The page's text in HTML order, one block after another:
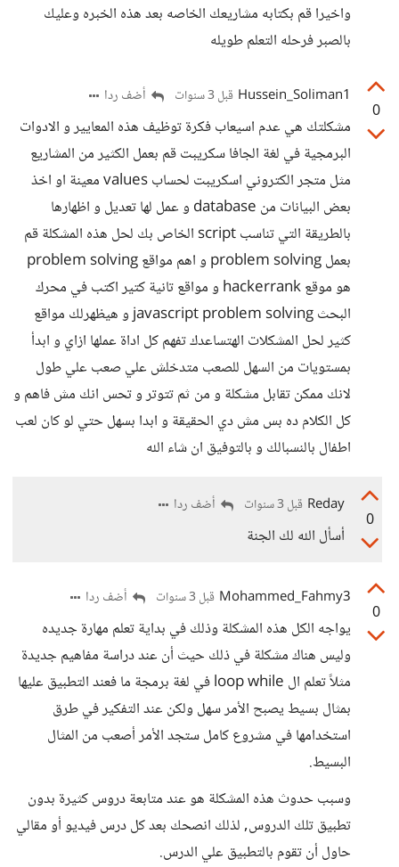
واخيرا قم بكتابه مشاريعك الخاصه بعد هذه الخبره وعليك
بالصبر فرحله التعلم طويله
0
Hussein_Soliman1 قبل 3 سنوات أضف ردا
مشكلتك هي عدم اسيعاب فكرة توظيف هذه المعايير و الادوات
البرمجية في لغة الجافا سكريبت قم بعمل الكثير من المشاريع
مثل متجر الكتروني اسكريبت لحساب values معينة او اخذ
بعض البيانات من database و عمل لها تعديل و اظهارها
بالطريقة التي تناسب script الخاص بك لحل هذه المشكلة قم
بعمل problem solving و اهم مواقع problem solving
هو موقع hackerrank و مواقع تانية كتير اكتب في محرك
البحث javascript problem solving و هيظهرلك مواقع
كثير لحل المشكلات الهتساعدك تفهم كل اداة عملها ازاي و ابدأ
بمستويات من السهل للصعب متدخلش علي صعب علي طول
لانك ممكن تقابل مشكلة و من ثم تتوتر و تحس انك مش فاهم و
كل الكلام ده بس مش دي الحقيقة و ابدا بسهل حتي لو كان لعب
اطفال بالنسبالك و بالتوفيق ان شاء الله
0
Reday قبل 3 سنوات أضف ردا
أسأل الله لك الجنة
0
Mohammed_Fahmy3 قبل 3 سنوات أضف ردا
يواجه الكل هذه المشكلة وذلك في بداية تعلم مهارة جديده
وليس هناك مشكلة في ذلك حيث أن عند دراسة مفاهيم جديدة
مثلاً تعلم ال loop while في لغة برمجة ما فعند التطبيق عليها
بمثال بسيط يصبح الأمر سهل ولكن عند التفكير في طرق
استخدامها في مشروع كامل ستجد الأمر أصعب من المثال
البسيط.
وسبب حدوث هذه المشكلة هو عند متابعة دروس كثيرة بدون
تطبيق تلك الدروس, لذلك انصحك بعد كل درس فيديو أو مقالي
حاول أن تقوم بالتطبيق علي الدرس.